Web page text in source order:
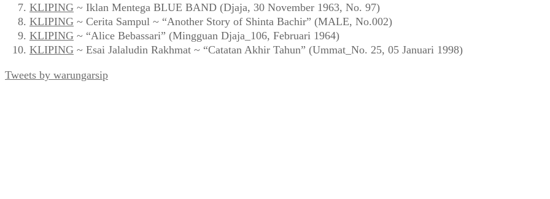
KLIPING ~ Iklan Mentega BLUE BAND (Djaja, 30 November 1963, No. 97)
KLIPING ~ Cerita Sampul ~ “Another Story of Shinta Bachir” (MALE, No.002)
KLIPING ~ “Alice Bebassari” (Mingguan Djaja_106, Februari 1964)
KLIPING ~ Esai Jalaludin Rakhmat ~ “Catatan Akhir Tahun” (Ummat_No. 25, 05 Januari 1998)
Tweets by warungarsip